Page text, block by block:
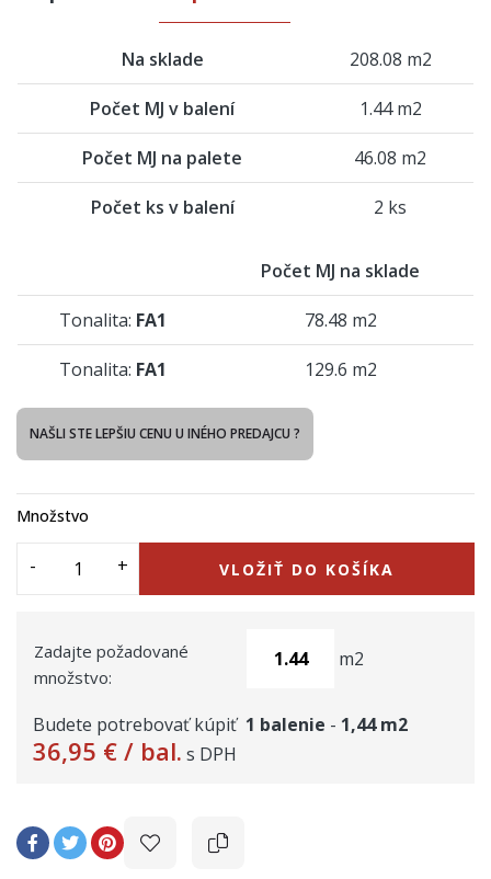
Na sklade 208.08 m2
Počet MJ v balení 1.44 m2
Počet MJ na palete 46.08 m2
Počet ks v balení 2 ks
Počet MJ na sklade
Tonalita: FA1 78.48 m2
Tonalita: FA1 129.6 m2
NAŠLI STE LEPŠIU CENU U INÉHO PREDAJCU ?
Množstvo
VLOŽIŤ DO KOŠÍKA
Zadajte požadované
množstvo:
m2
Budete potrebovať kúpiť 1 balenie - 1,44 m2
36,95 € / bal. s DPH